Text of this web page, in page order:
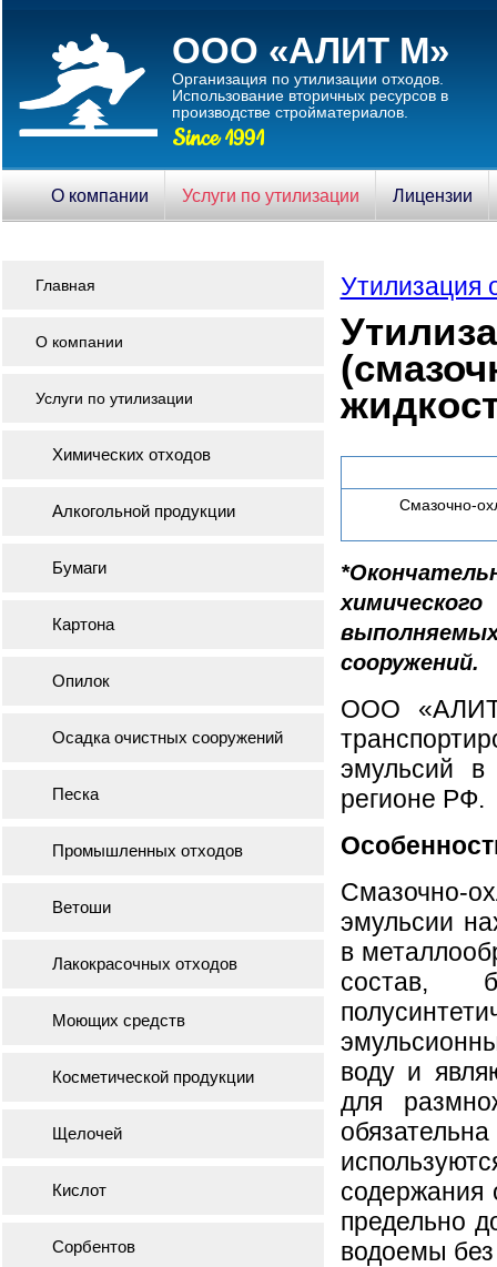
ООО «АЛИТ М»
Организация по утилизации отходов.
Использование вторичныx ресурсов в
производстве стройматериалов.
Since 1991
О компании Услуги по утилизации Лицензии
Утилизация
Смазочно-
сооружений.
ООО «АЛИТ
эмульсий
регионе РФ.
Смазочно-
эмульсии
в
состав,
воду и
для
предельно
водоемы без
Главная
О компании
Услуги по утилизации
Химических отходов
Алкогольной продукции
Бумаги
Картона
Опилок
Осадка очистных сооружений
Песка
Промышленных отходов
Ветоши
Лакокрасочных отходов
Моющих средств
Косметической продукции
Щелочей
Кислот
Сорбентов